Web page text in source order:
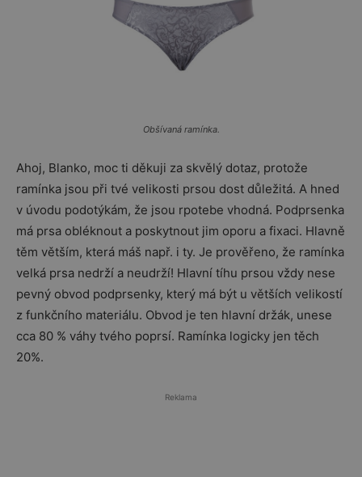
Obšívaná ramínka.
Ahoj, Blanko, moc ti děkuji za skvělý dotaz, protože
ramínka jsou při tvé velikosti prsou dost důležitá. A hned
v úvodu podotýkám, že jsou rpotebe vhodná. Podprsenka
má prsa obléknout a poskytnout jim oporu a fixaci. Hlavně
těm větším, která máš např. i ty. Je prověřeno, že ramínka
velká prsa nedrží a neudrží! Hlavní tíhu prsou vždy nese
pevný obvod podprsenky, který má být u větších velikostí
z funkčního materiálu. Obvod je ten hlavní držák, unese
cca 80 % váhy tvého poprsí. Ramínka logicky jen těch
20%.
Reklama